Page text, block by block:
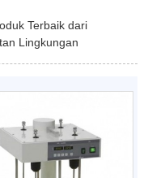
Terbaik dari
Lingkungan